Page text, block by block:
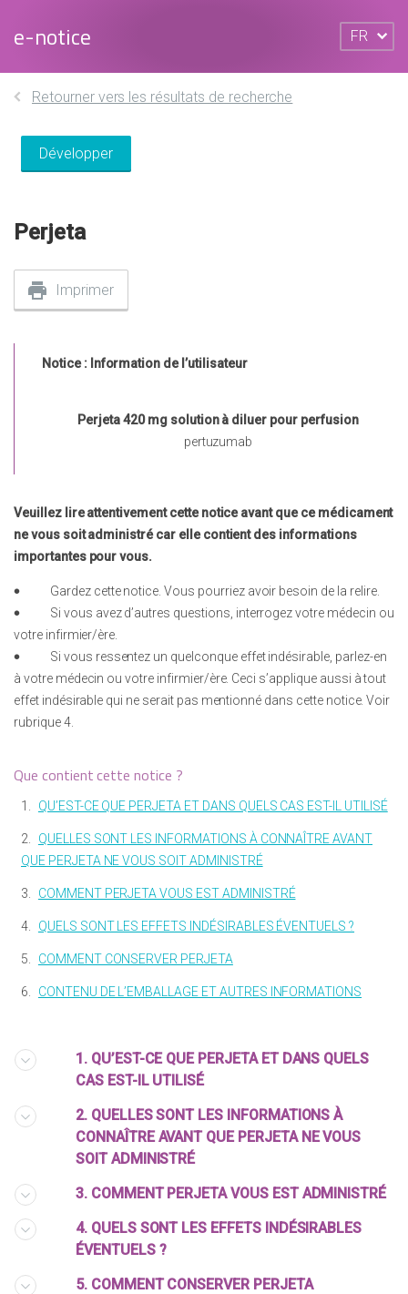
e-notice FR
Retourner vers les résultats de recherche
Développer
Perjeta
Imprimer
Notice : Information de l’utilisateur
Perjeta 420 mg solution à diluer pour perfusion
pertuzumab
Veuillez lire attentivement cette notice avant que ce médicament
ne vous soit administré car elle contient des informations
importantes pour vous.
 Gardez cette notice. Vous pourriez avoir besoin de la relire.

Si vous avez d’autres questions, interrogez votre médecin ou
votre infirmier/ère.

Si vous ressentez un quelconque effet indésirable, parlez-en
à votre médecin ou votre infirmier/ère. Ceci s’applique aussi à tout
effet indésirable qui ne serait pas mentionné dans cette notice. Voir
rubrique 4.
Que contient cette notice ?
1. QU’EST-CE QUE PERJETA ET DANS QUELS CAS EST-IL UTILISÉ
2.
QUELLES SONT LES INFORMATIONS À CONNAÎTRE AVANT
QUE PERJETA NE VOUS SOIT ADMINISTRÉ
3. COMMENT PERJETA VOUS EST ADMINISTRÉ
4. QUELS SONT LES EFFETS INDÉSIRABLES ÉVENTUELS ?
5. COMMENT CONSERVER PERJETA
6. CONTENU DE L’EMBALLAGE ET AUTRES INFORMATIONS
1. QU’EST-CE QUE PERJETA ET DANS QUELS
CAS EST-IL UTILISÉ
2. QUELLES SONT LES INFORMATIONS À
CONNAÎTRE AVANT QUE PERJETA NE VOUS
SOIT ADMINISTRÉ
3. COMMENT PERJETA VOUS EST ADMINISTRÉ
4. QUELS SONT LES EFFETS INDÉSIRABLES
ÉVENTUELS ?
5. COMMENT CONSERVER PERJETA